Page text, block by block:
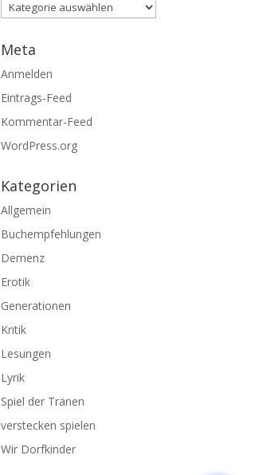
Empfehlungen
Meta
Anmelden
Eintrags-Feed
Kommentar-Feed
WordPress.org
Kategorien
Allgemein
Buchempfehlungen
Demenz
Erotik
Generationen
Kritik
Lesungen
Lyrik
Spiel der Tränen
verstecken spielen
Wir Dorfkinder